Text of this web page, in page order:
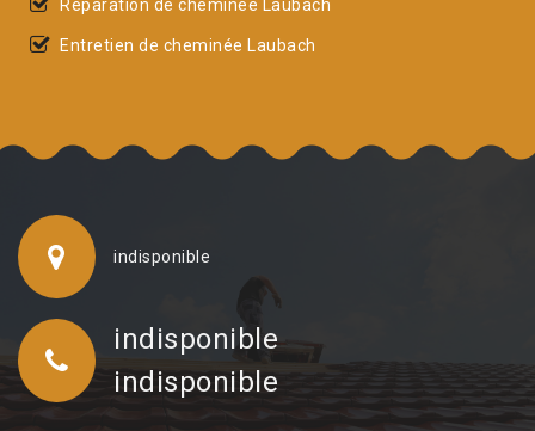
Réparation de cheminée Laubach
Entretien de cheminée Laubach
indisponible
indisponible
indisponible